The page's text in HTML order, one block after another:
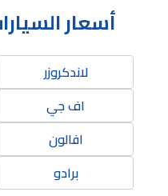
أسعار
لاندكروزر
اف جي
افالون
برادو